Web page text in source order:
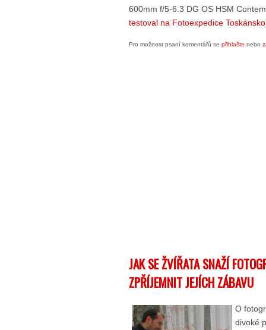
600mm f/5-6.3 DG OS HSM
testoval na Fotoexpedice Toskánsko
Pro možnost psaní komentářů se přihlašte nebo
JAK SE ŽVÍŘATA SNAŽÍ
ZPŘÍJEMNIT JEJÍCH ZÁBAVU
O
divoké